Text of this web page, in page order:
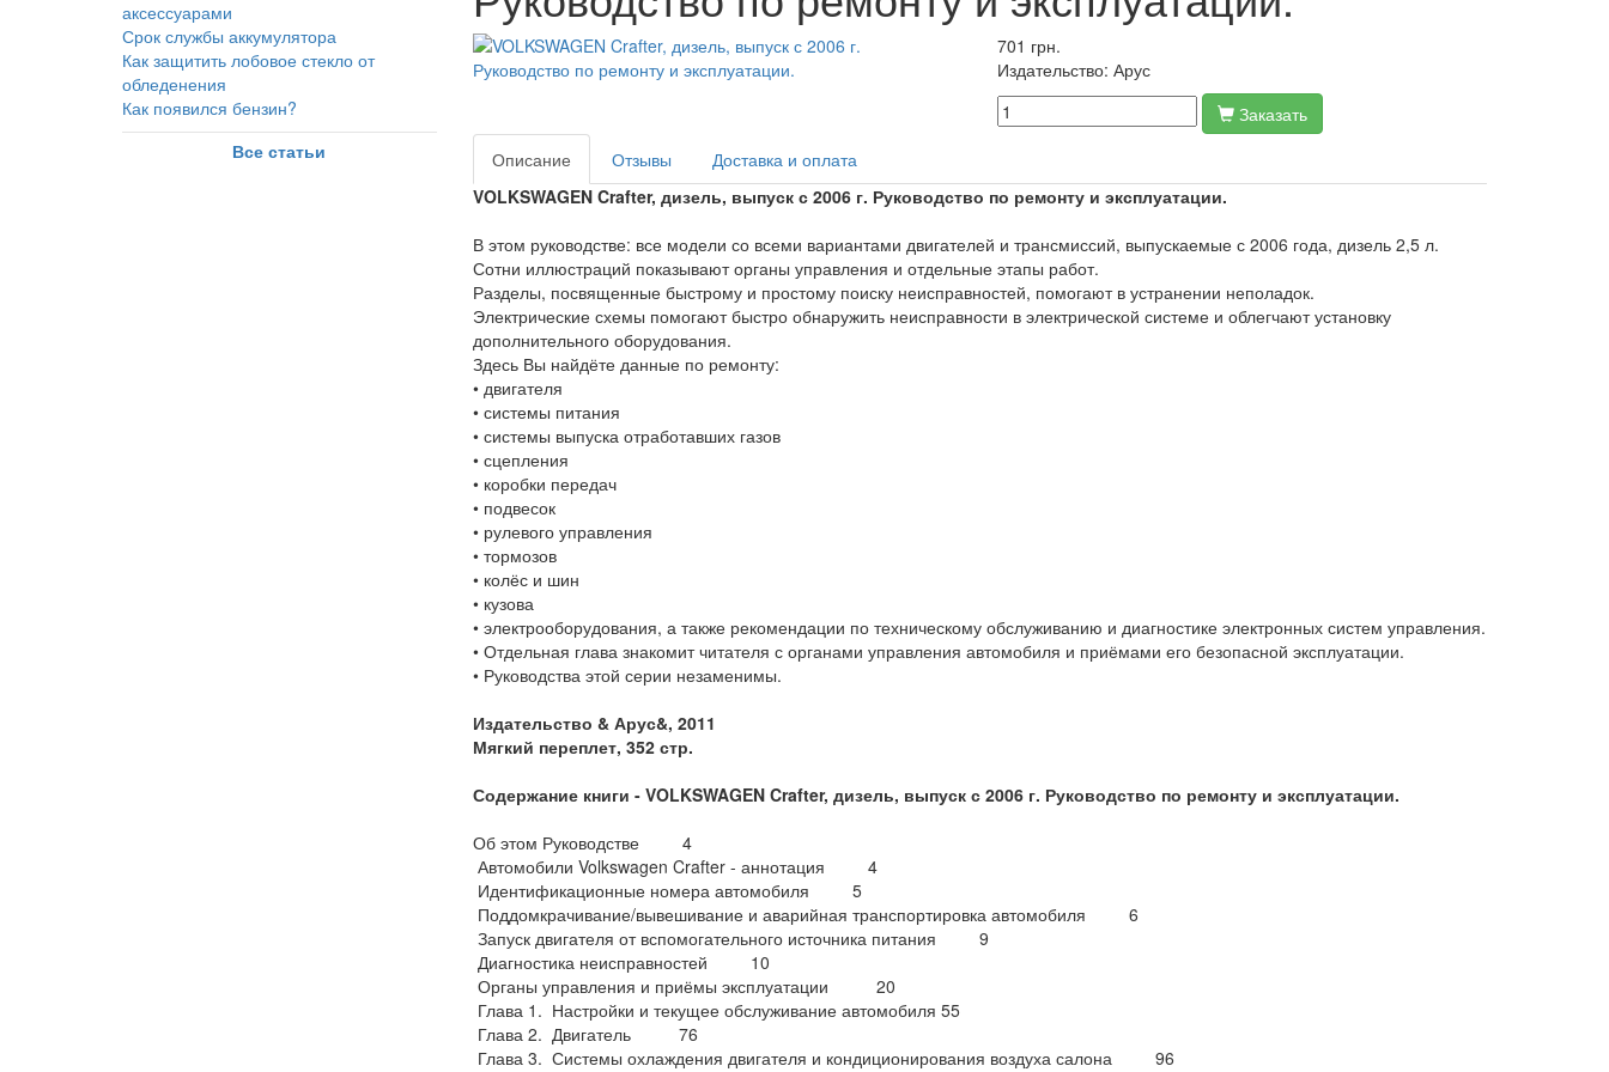
аксессуарами
Срок службы аккумулятора
Как защитить лобовое стекло от
обледенения
Как появился бензин?
Все статьи
701 грн.
Издательство: Арус
Заказать
Описание
Отзывы
Доставка и оплата
VOLKSWAGENCrafter, дизель, выпуск с 2006 г. Руководство по ремонту и эксплуатации.
В этом руководстве: все модели со всеми вариантами двигателей и трансмиссий, выпускаемые с 2006 года, дизель 2,5 л.
Сотни иллюстраций показывают органы управления и отдельные этапы работ.
Разделы, посвященные быстрому и простому поиску неисправностей, помогают в устранении неполадок.
Электрические схемы помогают быстро обнаружить неисправности в электрической системе и облегчают установку
дополнительного оборудования.
Здесь Вы найдёте данные по ремонту:
• двигателя
• системы питания
• системы выпуска отработавших газов
• сцепления
• коробки передач
• подвесок
• рулевого управления
• тормозов
• колёс и шин
• кузова
• электрооборудования, а также рекомендации по техническому обслуживанию и диагностике электронных систем управления.
• Отдельная глава знакомит читателя с органами управления автомобиля и приёмами его безопасной эксплуатации.
• Руководства этой серии незаменимы.
Издательство & Арус&, 2011
Мягкий переплет, 352 стр.
Содержание книги - VOLKSWAGENCrafter, дизель, выпуск с 2006 г. Руководство по ремонту и эксплуатации.
Об этом Руководстве 4
Автомобили Volkswagen Crafter - аннотация 4
Идентификационные номера автомобиля 5
Поддомкрачивание/вывешивание и аварийная транспортировка автомобиля 6
Запуск двигателя от вспомогательного источника питания 9
Диагностика неисправностей 10
Органы управления и приёмы эксплуатации 20
Глава 1. Настройки и текущее обслуживание автомобиля 55
Глава 2. Двигатель 76
Глава 3. Системы охлаждения двигателя и кондиционирования воздуха салона 96